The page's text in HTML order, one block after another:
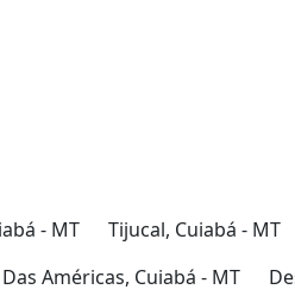
- MT Tijucal, Cuiabá - MT
Américas, Cuiabá - MT